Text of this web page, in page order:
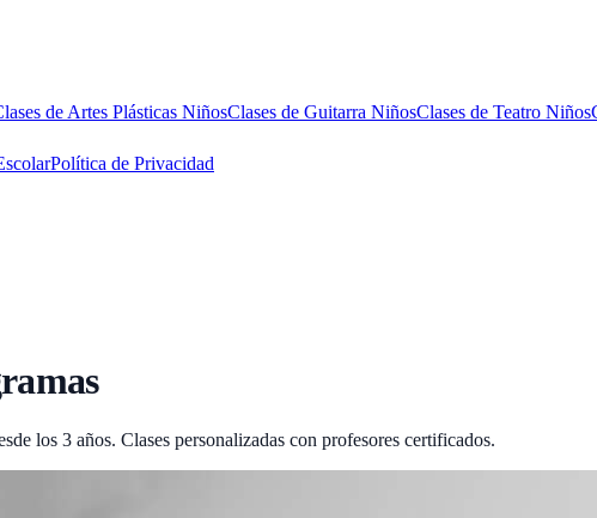
de Artes Plásticas NiñosClases de Guitarra NiñosClases de Teatro Niños
Política de Privacidad
los 3 años. Clases personalizadas con profesores certificados.